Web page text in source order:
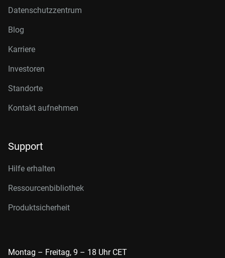
Datenschutzzentrum
Blog
Karriere
Investoren
Standorte
Kontakt aufnehmen
Support
Hilfe erhalten
Ressourcenbibliothek
Produktsicherheit
Montag – Freitag, 9 – 18 Uhr CET